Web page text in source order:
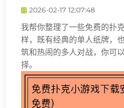
2026-02-17 12:07:48
我帮你整理了一些免费的扑
样，既有经典的单人纸牌，
筑和热闹的多人对战，你可
择。